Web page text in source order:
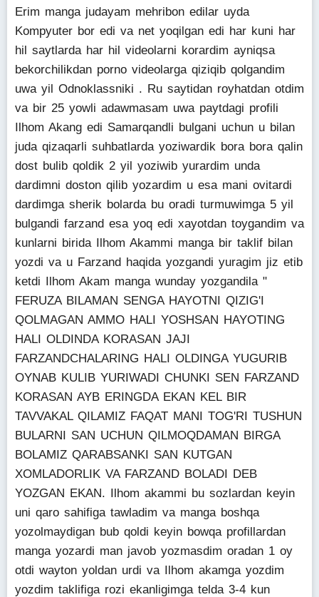
Erim manga judayam mehribon edilar uyda
Kompyuter bor edi va net yoqilgan edi har kuni har
hil saytlarda har hil videolarni korardim ayniqsa
bekorchilikdan porno videolarga qiziqib qolgandim
uwa yil Odnoklassniki . Ru saytidan royhatdan otdim
va bir 25 yowli adawmasam uwa paytdagi profili
Ilhom Akang edi Samarqandli bulgani uchun u bilan
juda qizaqarli suhbatlarda yoziwardik bora bora qalin
dost bulib qoldik 2 yil yoziwib yurardim unda
dardimni doston qilib yozardim u esa mani ovitardi
dardimga sherik bolarda bu oradi turmuwimga 5 yil
bulgandi farzand esa yoq edi xayotdan toygandim va
kunlarni birida Ilhom Akammi manga bir taklif bilan
yozdi va u Farzand haqida yozgandi yuragim jiz etib
ketdi Ilhom Akam manga wunday yozgandila "
FERUZA BILAMAN SENGA HAYOTNI QIZIG'I
QOLMAGAN AMMO HALI YOSHSAN HAYOTING
HALI OLDINDA KORASAN JAJI
FARZANDCHALARING HALI OLDINGA YUGURIB
OYNAB KULIB YURIWADI CHUNKI SEN FARZAND
KORASAN AYB ERINGDA EKAN KEL BIR
TAVVAKAL QILAMIZ FAQAT MANI TOG'RI TUSHUN
BULARNI SAN UCHUN QILMOQDAMAN BIRGA
BOLAMIZ QARABSANKI SAN KUTGAN
XOMLADORLIK VA FARZAND BOLADI DEB
YOZGAN EKAN. Ilhom akammi bu sozlardan keyin
uni qaro sahifiga tawladim va manga boshqa
yozolmaydigan bub qoldi keyin bowqa profillardan
manga yozardi man javob yozmasdim oradan 1 oy
otdi wayton yoldan urdi va Ilhom akamga yozdim
yozdim taklifiga rozi ekanligimga telda 3-4 kun